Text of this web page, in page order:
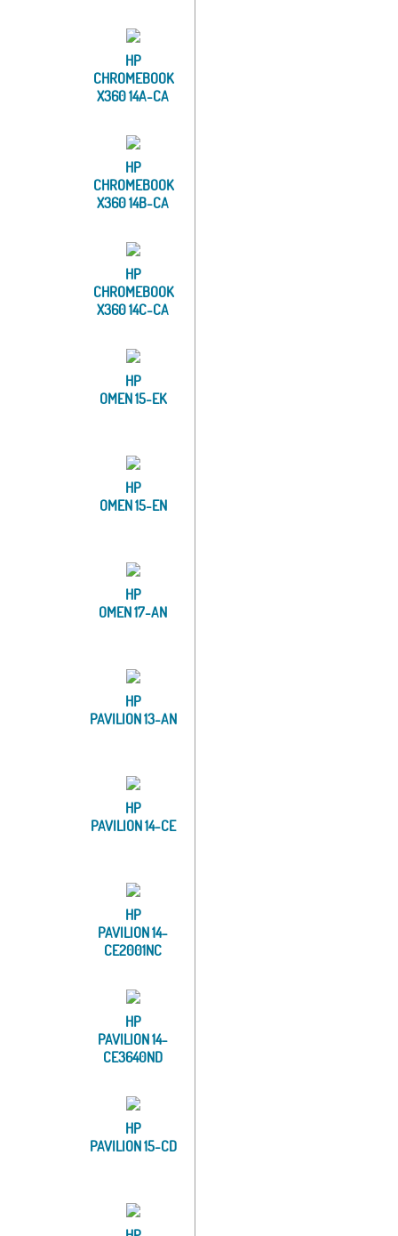
HP
CHROMEBOOK
X360 14A-CA
HP
CHROMEBOOK
X360 14B-CA
HP
CHROMEBOOK
X360 14C-CA
HP
OMEN 15-EK
HP
OMEN 15-EN
HP
OMEN 17-AN
HP
PAVILION 13-AN
HP
PAVILION 14-CE
HP
PAVILION 14-
CE2001NC
HP
PAVILION 14-
CE3640ND
HP
PAVILION 15-CD